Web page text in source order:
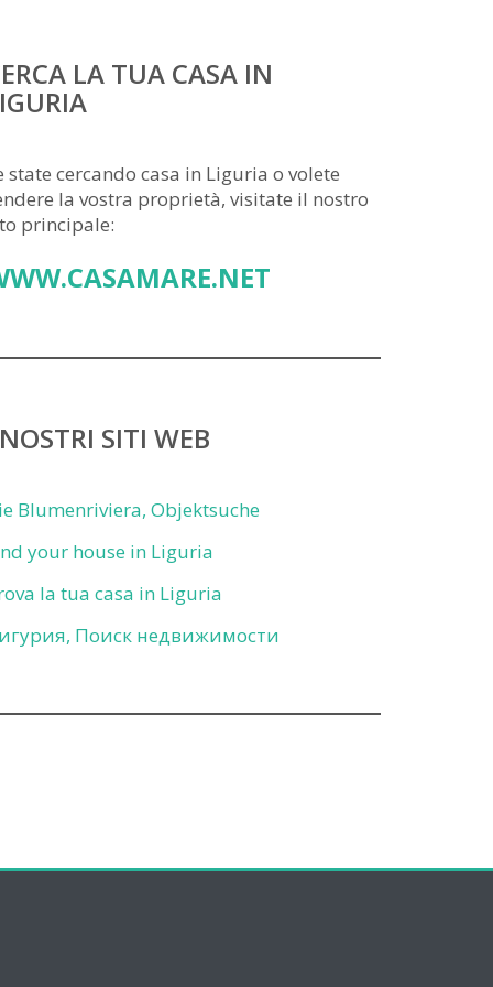
LA TUA CASA IN
state cercando casa in Liguria o volete
la vostra proprietà, visitate il nostro
principale:
SITI WEB
Blumenriviera, Objektsuche
your house in Liguria
la tua casa in Liguria
Поиск недвижимости